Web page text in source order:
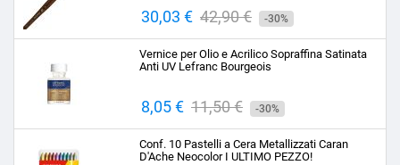
Prezzo
30,03 € Prezzo
base
42,90 € -30%
Vernice per Olio e Acrilico Sopraffina Satinata
Anti UV Lefranc Bourgeois
Prezzo
8,05 € Prezzo
base
11,50 € -30%
Conf. 10 Pastelli a Cera Metallizzati Caran
D'Ache Neocolor I ULTIMO PEZZO!